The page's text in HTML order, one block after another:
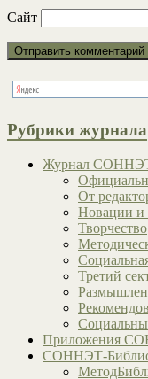
Сайт
Рубрики журнала
Журнал
От
Новации и
Творчество
Третий
Приложения
СОННЭТ-